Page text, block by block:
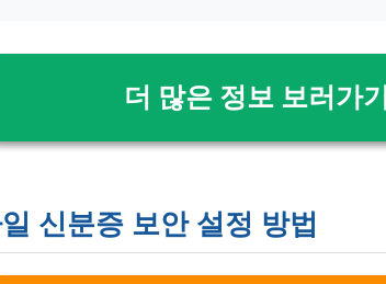
더 많은 정보 보러가기
신분증 보안 설정 방법